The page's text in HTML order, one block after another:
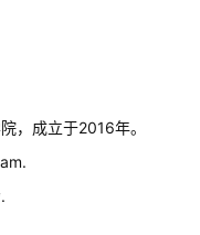
，成立于2016年。